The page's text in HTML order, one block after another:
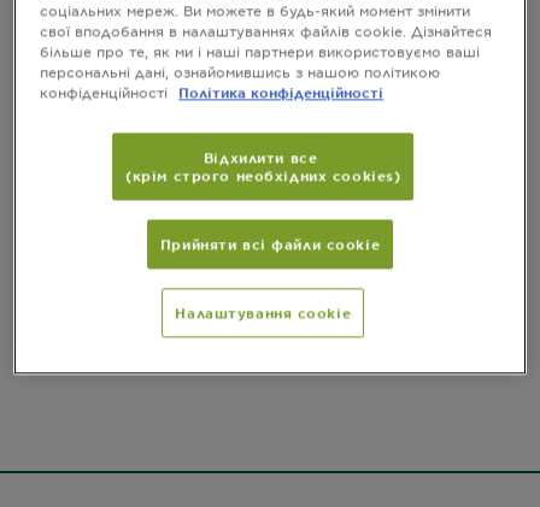
Інформація про Продукт
CLOSE SUBPANEL
Спосіб застосування
CLOSE SUBPANEL
соціальних мереж. Ви можете в будь-який момент змінити
свої вподобання в налаштуваннях файлів cookie. Дізнайтеся
більше про те, як ми і наші партнери використовуємо ваші
персональні дані, ознайомившись з нашою політикою
конфіденційності
Політика конфіденційності
Відхилити все
(крім строго необхідних cookies)
Прийняти всі файли сookie
Налаштування cookie